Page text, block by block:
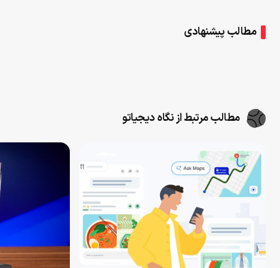
مطالب پیشنهادی
مطالب مرتبط از نگاه دیجیاتو